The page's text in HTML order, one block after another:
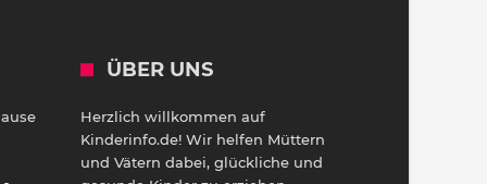
ÜBER UNS
Herzlich willkommen auf
Kinderinfo.de! Wir helfen Müttern
und Vätern dabei, glückliche und